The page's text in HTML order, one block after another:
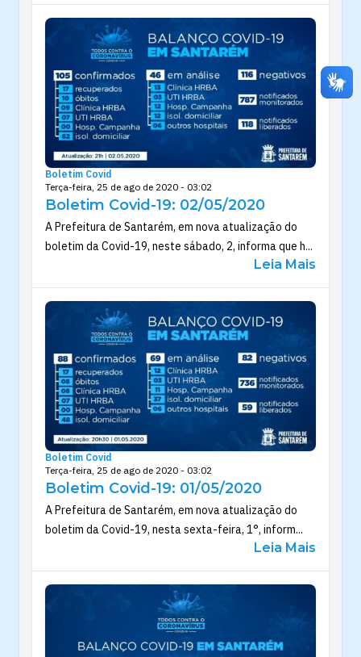
Boletim Covid
Terça-feira, 25 de ago de 2020 - 03:02
Boletim Covid-19: 02/05/2020
A Prefeitura de Santarém, em nova atualização do
boletim da Covid-19, neste sábado, 2, informa que h...
Leia Mais
Boletim Covid
Terça-feira, 25 de ago de 2020 - 03:02
Boletim Covid-19: 01/05/2020
A Prefeitura de Santarém, em nova atualização do
boletim da Covid-19, nesta sexta-feira, 1°, inform...
Leia Mais